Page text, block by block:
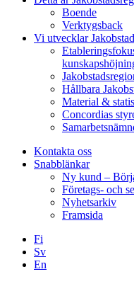
Boende
Verktygsback
Vi utvecklar
Hållbara
Material &
Concordias
Kontakta oss
Snabblänkar
Ny kund –
Företags- och
Nyhetsarkiv
Framsida
Fi
Sv
En